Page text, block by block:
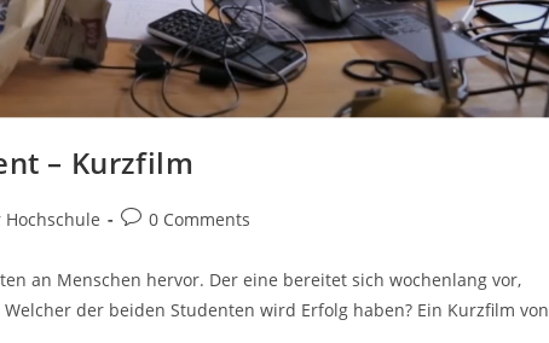
– Kurzfilm
0 Comments
an Menschen hervor. Der eine bereitet sich wochenlang vor,
der beiden Studenten wird Erfolg haben? Ein Kurzfilm von